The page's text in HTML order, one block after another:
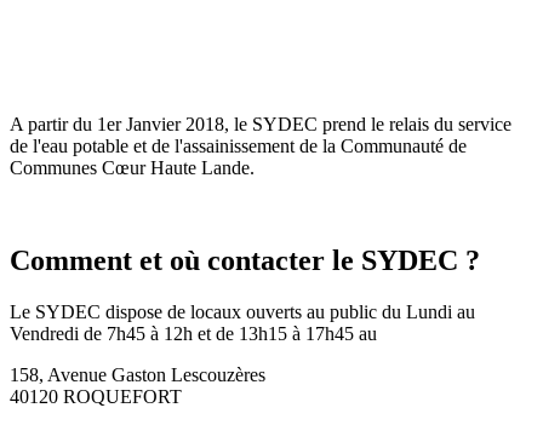
A partir du 1er Janvier 2018, le SYDEC prend le relais du service
de l'eau potable et de l'assainissement de la Communauté de
Communes Cœur Haute Lande.
Comment et où contacter le SYDEC ?
Le SYDEC dispose de locaux ouverts au public du Lundi au
Vendredi de 7h45 à 12h et de 13h15 à 17h45 au
158, Avenue Gaston Lescouzères
40120 ROQUEFORT